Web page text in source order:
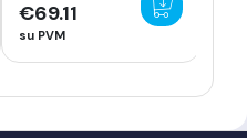
€69.11
su PVM